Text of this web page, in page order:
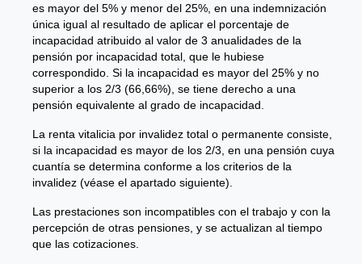
es mayor del 5% y menor del 25%, en una indemnización
única igual al resultado de aplicar el porcentaje de
incapacidad atribuido al valor de 3 anualidades de la
pensión por incapacidad total, que le hubiese
correspondido. Si la incapacidad es mayor del 25% y no
superior a los 2/3 (66,66%), se tiene derecho a una
pensión equivalente al grado de incapacidad.
La renta vitalicia por invalidez total o permanente consiste,
si la incapacidad es mayor de los 2/3, en una pensión cuya
cuantía se determina conforme a los criterios de la
invalidez (véase el apartado siguiente).
Las prestaciones son incompatibles con el trabajo y con la
percepción de otras pensiones, y se actualizan al tiempo
que las cotizaciones.